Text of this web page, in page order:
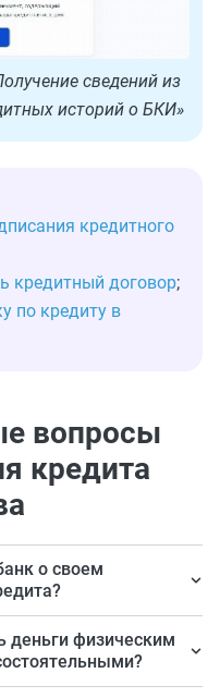
сведений из
историй о БКИ»
кредитного
кредитный договор;
по кредиту в
вопросы
кредита
о своем
деньги физическим